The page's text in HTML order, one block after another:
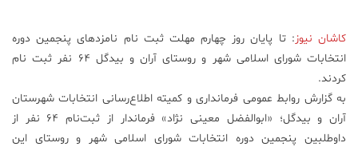
محیط
زیست
علم
کاشان نیوز : تا پایان روز چهارم مهلت ثبت نام نامزدهای پنجمین دوره
انتخابات شورای اسلامی شهر و روستای آران و بیدگل ۶۴ نفر ثبت نام
کردند.
به گزارش روابط عمومی فرمانداری و کمیته اطلاع‌رسانی انتخابات شهرستان
آران و بیدگل؛ «ابوالفضل معینی نژاد» فرماندار از ثبت‌نام ۶۴ نفر از
داوطلبین پنجمین دوره انتخابات شورای اسلامی شهر و روستای این